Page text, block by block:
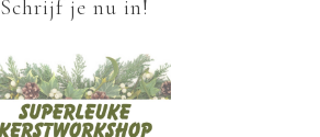
Schrijf je nu in!